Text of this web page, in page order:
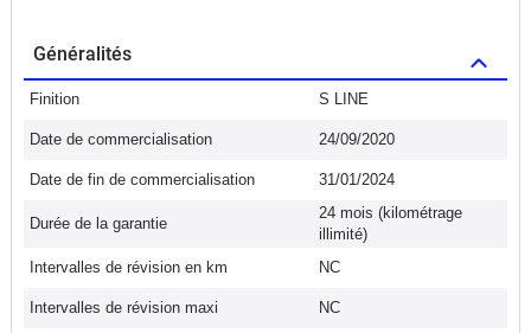
Généralités
Finition S LINE
Date de commercialisation 24/09/2020
Date de fin de commercialisation 31/01/2024
Durée de la garantie
24 mois (kilométrage
illimité)
Intervalles de révision en km
NC
Intervalles de révision maxi NC